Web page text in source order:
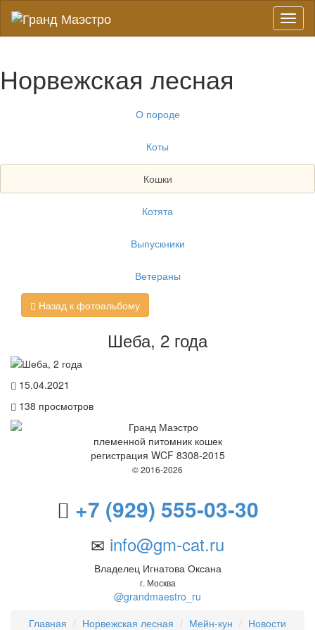
Норвежская лесная
О породе
Коты
Кошки
Котята
Выпускники
Ветераны
Назад к фотоальбому
Шеба, 2 года
15.04.2021
138 просмотров
племенной питомник кошек
регистрация WCF 8308-2015
© 2016-2026
+7 (929) 555-03-30
info@gm-cat.ru
Владелец Игнатова Оксана
г. Москва
@grandmaestro_ru
Главная
Норвежская лесная Мейн-кун Новости